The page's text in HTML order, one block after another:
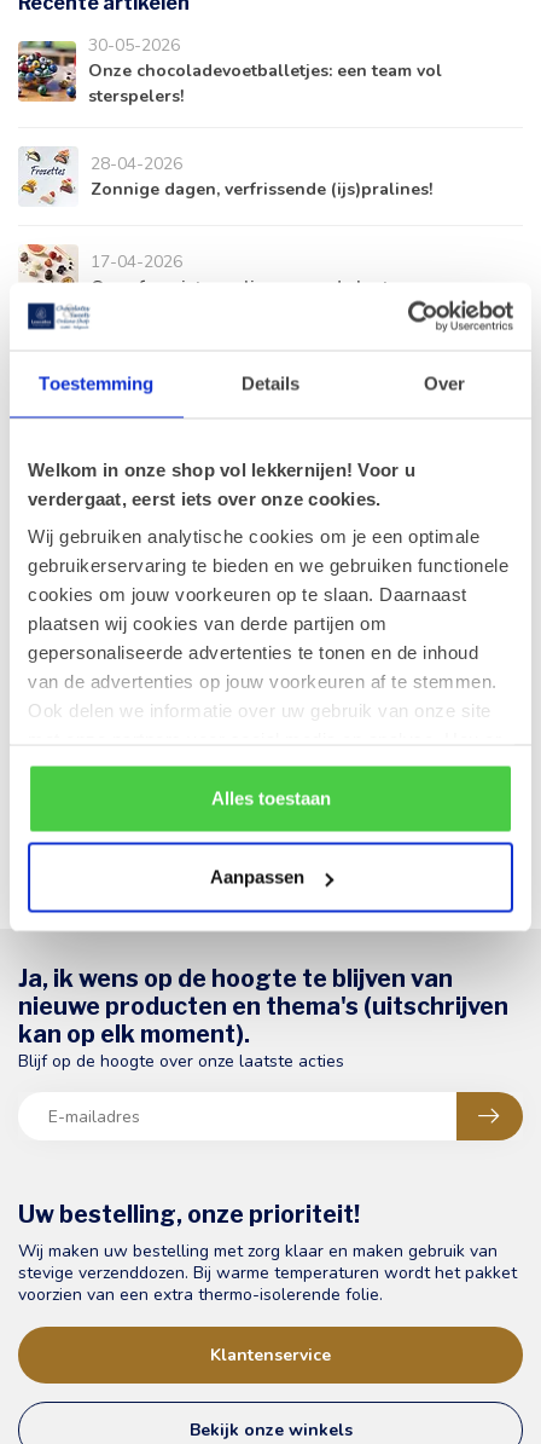
Toestemming Details Over
Welkom in onze shop vol lekkernijen! Voor u
verdergaat, eerst iets over onze cookies.
Wij gebruiken analytische cookies om je een optimale
gebruikerservaring te bieden en we gebruiken functionele
cookies om jouw voorkeuren op te slaan. Daarnaast
plaatsen wij cookies van derde partijen om
gepersonaliseerde advertenties te tonen en de inhoud
van de advertenties op jouw voorkeuren af te stemmen.
Ook delen we informatie over uw gebruik van onze site
rekening mee dat als je bepaalde cookies blokkeert, het
de correcte werking van de website kan verstoren.
Alles toestaan
Aanpassen
30-05-2026
Onze chocoladevoetballetjes: een team vol
sterspelers!
28-04-2026
Zonnige dagen, verfrissende (ijs)pralines!
17-04-2026
Onze favoriete pralines voor de lente.
Een ballotin valt altijd in de smaak.
23-02-2026
Nieuw paaseitje: Amandel
Tags
Nieuwsbrief
Blijf op de hoogte over onze laatste acties
Abonneer
Uw bestelling, onze prioriteit!
Wij maken uw bestelling met zorg klaar en maken gebruik van
stevige verzenddozen. Bij warme temperaturen wordt het pakket
voorzien van een extra thermo-isolerende folie.
Klantenservice
Bekijk onze winkels
Ja, ik wens op de hoogte te blijven van
nieuwe producten en thema's (uitschrijven
kan op elk moment).
Blijf op de hoogte over onze laatste acties